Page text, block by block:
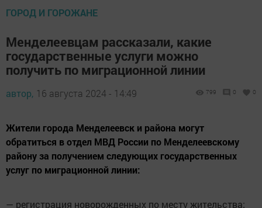
ГОРОД И ГОРОЖАНЕ
Менделеевцам рассказали, какие
государственные услуги можно
получить по миграционной линии
автор, 16 августа 2024 - 14:49 799 0 0
Жители города Менделеевск и района могут
обратиться в отдел МВД России по Менделеевскому
району за получением следующих государственных
услуг по миграционной линии:
— регистрация новорожденных по месту жительства;